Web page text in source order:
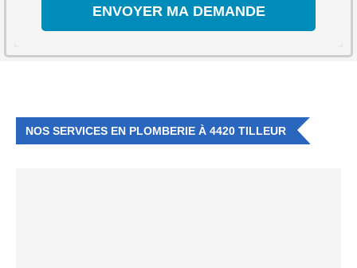
NOS SERVICES EN PLOMBERIE À 4420 TILLEUR